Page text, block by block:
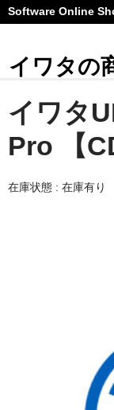
Software Online
イワタの
ご利用ガイド
お問い合わせ
イワタ
Pro 【
在庫状態 : 在庫有り